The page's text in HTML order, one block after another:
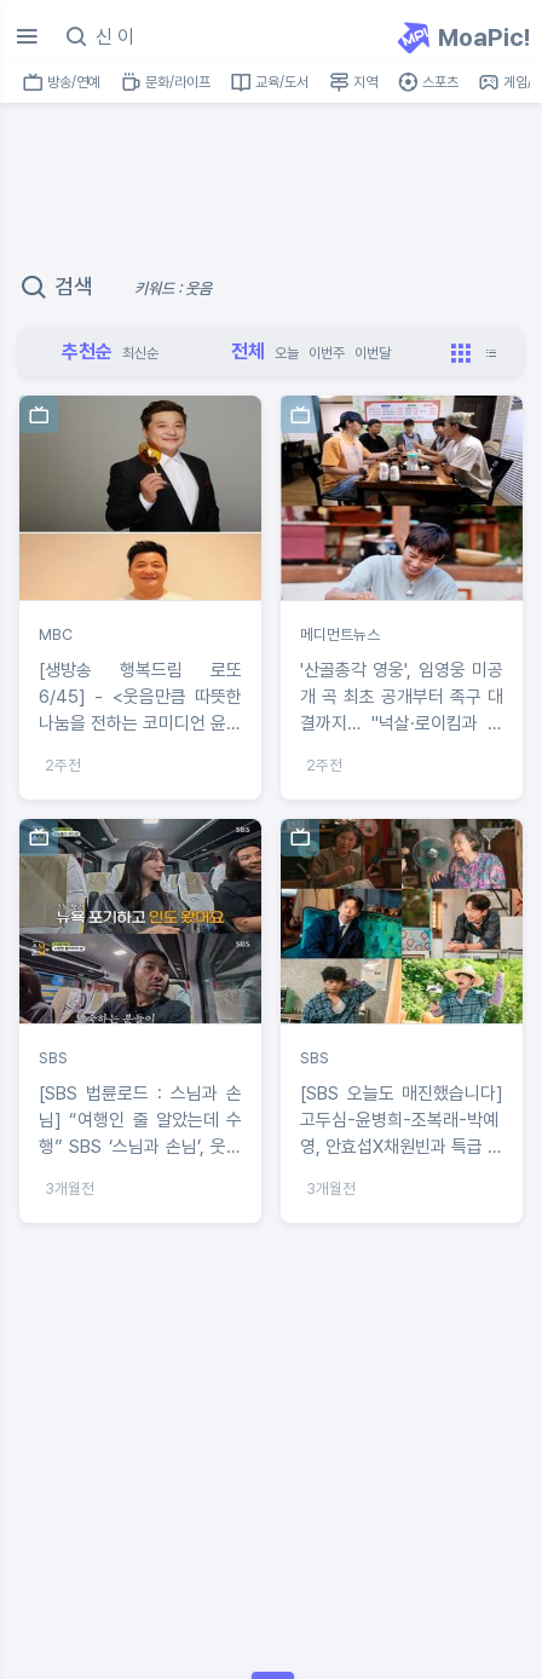
MoaPic!
방송/연예 문화/라이프 교육/도서 지역 스포츠 게임/
검색 키워드 : 웃음
추천순 최신순 전체 오늘 이번주 이번달
MBC
[생방송 행복드림 로또
6/45] - <웃음만큼 따뜻한
나눔을 전하는 코미디언 윤정
6/45’ 황금손 출연>
2주전
메디먼트뉴스
'산골총각 영웅', 임영웅 미공
개 곡 최초 공개부터 족구 대
결까지… "넉살·로이킴과 리
이프"
2주전
SBS
[SBS 법륜로드 : 스님과 손
님] “여행인 줄 알았는데 수
행” SBS ‘스님과 손님’, 웃음
정으로 ‘성공적 첫 발’
3개월전
SBS
[SBS 오늘도 매진했습니다]
고두심-윤병희-조복래-박예
영, 안효섭X채원빈과 특급 시
배송 성공!
3개월전